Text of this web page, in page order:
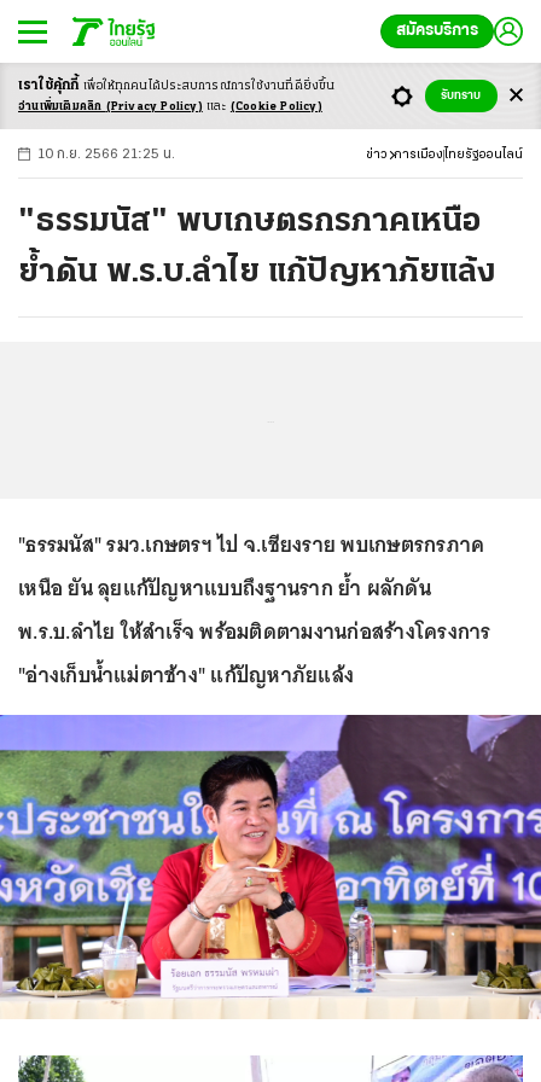
สมัครบริการ
-ก ก ก+
10 ก.ย. 2566 21:25 น. ข่าว การเมือง ไทยรัฐออนไลน์
"ธรรมนัส" พบเกษตรกรภาคเหนือ
ย้ำดัน พ.ร.บ.ลำไย แก้ปัญหาภัยแล้ง
"ธรรมนัส" รมว.เกษตรฯ ไป จ.เชียงราย พบเกษตรกรภาค
เหนือ ยัน ลุยแก้ปัญหาแบบถึงฐานราก ย้ำ ผลักดัน
พ.ร.บ.ลำไย ให้สำเร็จ พร้อมติดตามงานก่อสร้างโครงการ
"อ่างเก็บน้ำแม่ตาช้าง" แก้ปัญหาภัยแล้ง
เราใช้คุ้กกี้ เพื่อให้ทุกคนได้ประสบการณ์การใช้งานที่ดียิ่งขึ้น
อ่านเพิ่มเติมคลิก (Privacy Policy) และ (Cookie Policy)
รับทราบ